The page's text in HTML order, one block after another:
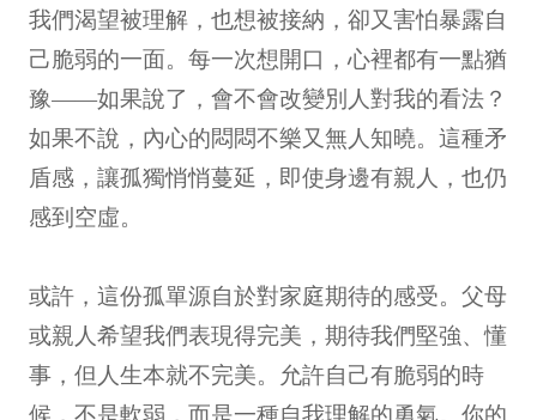
我們渴望被理解，也想被接納，卻又害怕暴露自
己脆弱的一面。每一次想開口，心裡都有一點猶
豫——如果說了，會不會改變別人對我的看法？
如果不說，內心的悶悶不樂又無人知曉。這種矛
盾感，讓孤獨悄悄蔓延，即使身邊有親人，也仍
感到空虛。
或許，這份孤單源自於對家庭期待的感受。父母
或親人希望我們表現得完美，期待我們堅強、懂
事，但人生本就不完美。允許自己有脆弱的時
候，不是軟弱，而是一種自我理解的勇氣。你的